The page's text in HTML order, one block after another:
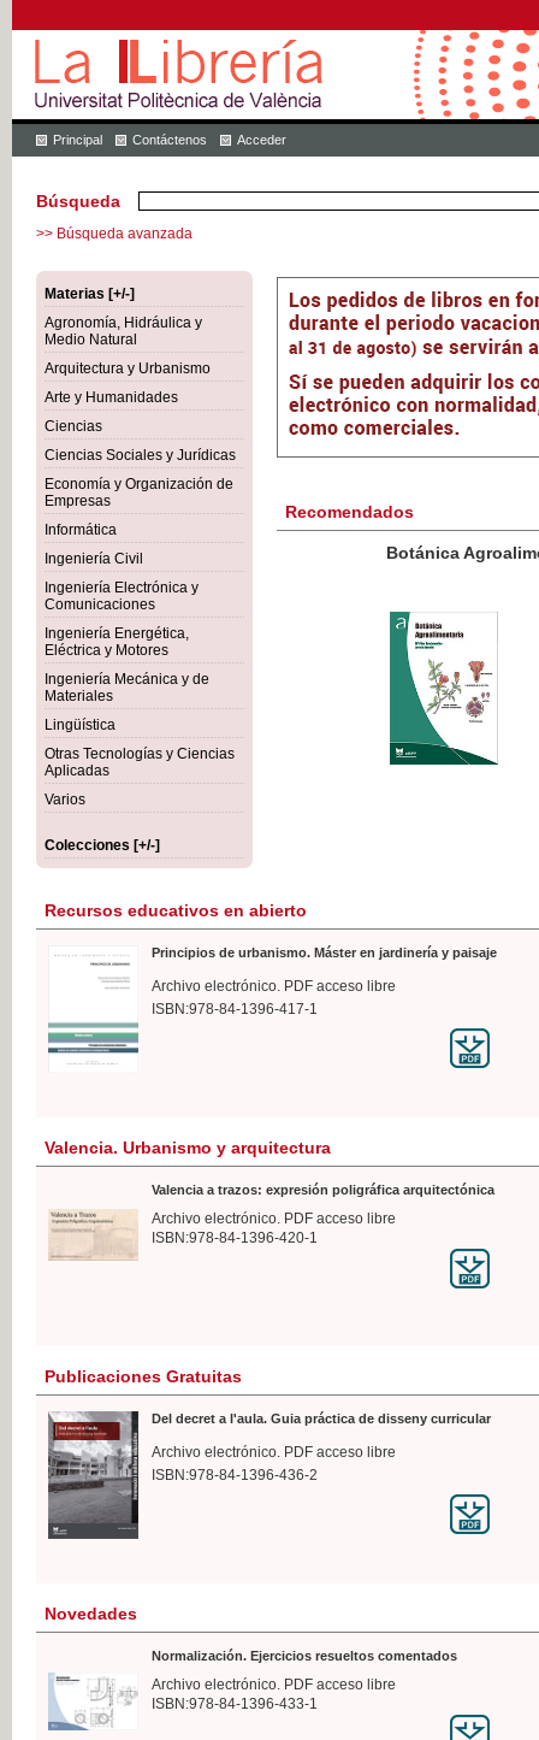
Principal Contáctenos Acceder
Búsqueda
>> Búsqueda avanzada
Materias [+/-]
Agronomía, Hidráulica y
Medio Natural
Arquitectura y Urbanismo
Arte y Humanidades
Ciencias
Ciencias Sociales y Jurídicas
Economía y Organización de
Empresas
Informática
Ingeniería Civil
Ingeniería Electrónica y
Comunicaciones
Ingeniería Energética,
Eléctrica y Motores
Ingeniería Mecánica y de
Materiales
Lingüística
Otras Tecnologías y Ciencias
Aplicadas
Varios
Colecciones [+/-]
Recomendados
Botánica Agroalimentaria
Recursos educativos en abierto
Principios de urbanismo. Máster en jardinería y paisaje
Archivo electrónico. PDF acceso libre
ISBN:978-84-1396-417-1
Valencia. Urbanismo y arquitectura
Valencia a trazos: expresión poligráfica arquitectónica
Archivo electrónico. PDF acceso libre
ISBN:978-84-1396-420-1
Publicaciones Gratuitas
Del decret a l'aula. Guia práctica de disseny curricular
Archivo electrónico. PDF acceso libre
ISBN:978-84-1396-436-2
Novedades
Normalización. Ejercicios resueltos comentados
Archivo electrónico. PDF acceso libre
ISBN:978-84-1396-433-1